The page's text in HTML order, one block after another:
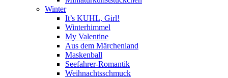
Winter
It’s KUHL, Girl!
Winterhimmel
My Valentine
Aus dem Märchenland
Maskenball
Seefahrer-Romantik
Weihnachtsschmuck